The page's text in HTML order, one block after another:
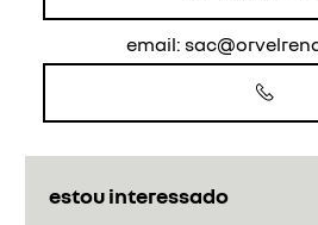
estou interessado
email: